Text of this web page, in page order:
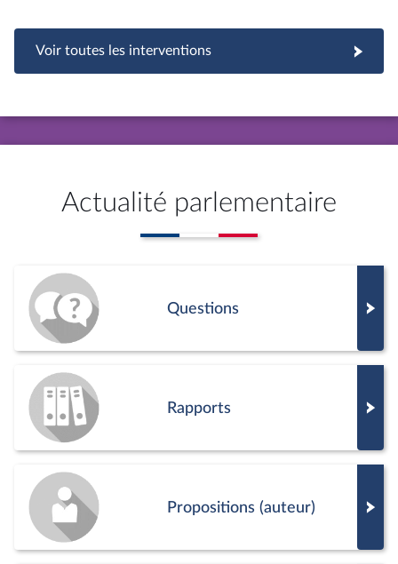
Voir toutes les interventions
Actualité parlementaire
Questions
Rapports
Propositions (auteur)